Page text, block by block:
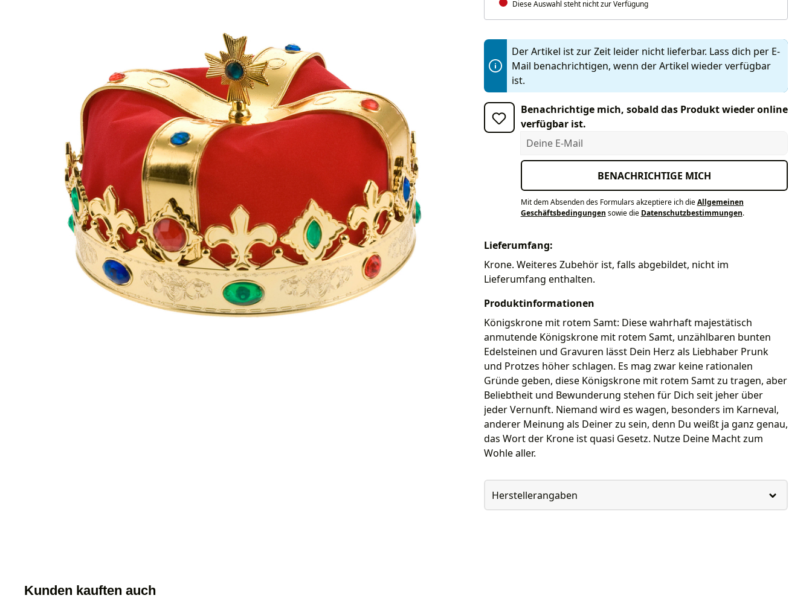
Diese Auswahl steht nicht zur Verfügung
Der Artikel ist zur Zeit leider nicht lieferbar. Lass dich per E-
Mail benachrichtigen, wenn der Artikel wieder verfügbar
ist.
Benachrichtige mich, sobald das Produkt wieder online
verfügbar ist.
Deine E-Mail
BENACHRICHTIGE MICH
Mit dem Absenden des Formulars akzeptiere ich dieAllgemeinen
Geschäftsbedingungen sowie die Datenschutzbestimmungen.
Lieferumfang:
Krone. Weiteres Zubehör ist, falls abgebildet, nicht im
Lieferumfang enthalten.
Produktinformationen
Königskrone mit rotem Samt: Diese wahrhaft majestätisch
anmutende Königskrone mit rotem Samt, unzählbaren bunten
Edelsteinen und Gravuren lässt Dein Herz als Liebhaber Prunk
und Protzes höher schlagen. Es mag zwar keine rationalen
Gründe geben, diese Königskrone mit rotem Samt zu tragen, aber
Beliebtheit und Bewunderung stehen für Dich seit jeher über
jeder Vernunft. Niemand wird es wagen, besonders im Karneval,
anderer Meinung als Deiner zu sein, denn Du weißt ja ganz genau,
das Wort der Krone ist quasi Gesetz. Nutze Deine Macht zum
Wohle aller.
Herstellerangaben
Kunden kauften auch